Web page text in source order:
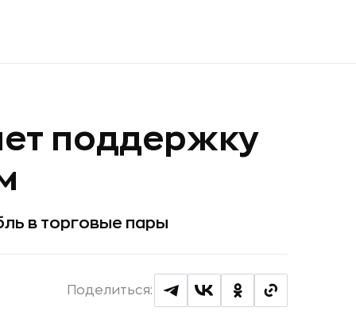
поддержку
в торговые пары
Поделиться: